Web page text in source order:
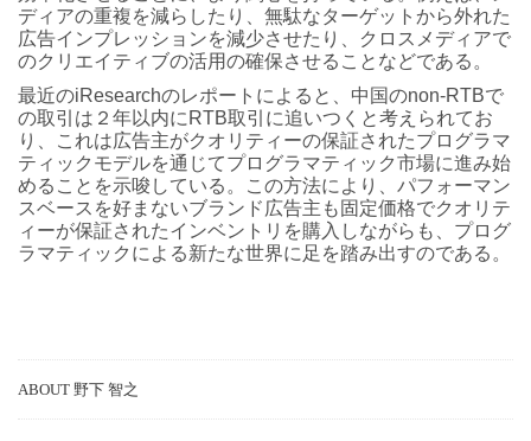
ディアの重複を減らしたり、無駄なターゲットから外れた
広告インプレッションを減少させたり、クロスメディアで
のクリエイティブの活用の確保させることなどである。
最近のiResearchのレポートによると、中国のnon-RTBで
の取引は２年以内にRTB取引に追いつくと考えられてお
り、これは広告主がクオリティーの保証されたプログラマ
ティックモデルを通じてプログラマティック市場に進み始
めることを示唆している。この方法により、パフォーマン
スベースを好まないブランド広告主も固定価格でクオリテ
ィーが保証されたインベントリを購入しながらも、プログ
ラマティックによる新たな世界に足を踏み出すのである。
ABOUT 野下 智之